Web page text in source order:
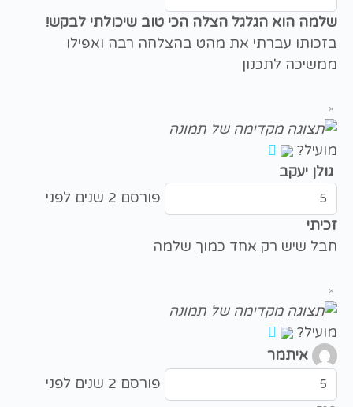
שלמה הוא הגלגל הצלה הכי טוב שיכולתי לבקש!
בזכותו עברתי את מהט בהצלחה רבה ואפילו
ממשיכה לתכנון
×
מועיל?
גולן יעקב
פורסם 2 שנים לפני
זכיתי
חבל שיש רק אחד כמוך שלמה
×
מועיל?
איתמר
פורסם 2 שנים לפני